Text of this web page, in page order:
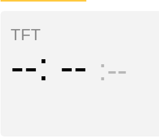
TFT
-- -- --